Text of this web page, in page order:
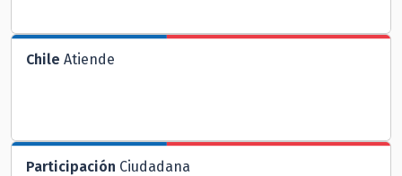
Chile Atiende
Participación Ciudadana